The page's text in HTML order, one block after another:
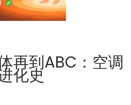
再到ABC：空调
化史